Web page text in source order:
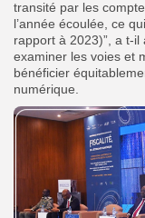
transité par les
l’année écoulée, ce
rapport à 2023)”, a t-
examiner les voies et
bénéficier
numérique.